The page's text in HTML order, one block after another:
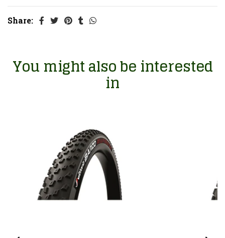
Share:
You might also be interested
in